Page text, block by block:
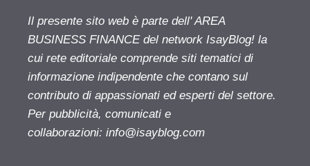
Il presente sito web è parte dell' AREA
BUSINESS FINANCE del network IsayBlog! la
cui rete editoriale comprende siti tematici di
informazione indipendente che contano sul
contributo di appassionati ed esperti del settore.
Per pubblicità, comunicati e
collaborazioni: info@isayblog.com